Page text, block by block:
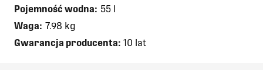
Pojemność wodna: 55 l
Waga: 7.98 kg
Gwarancja producenta: 10 lat